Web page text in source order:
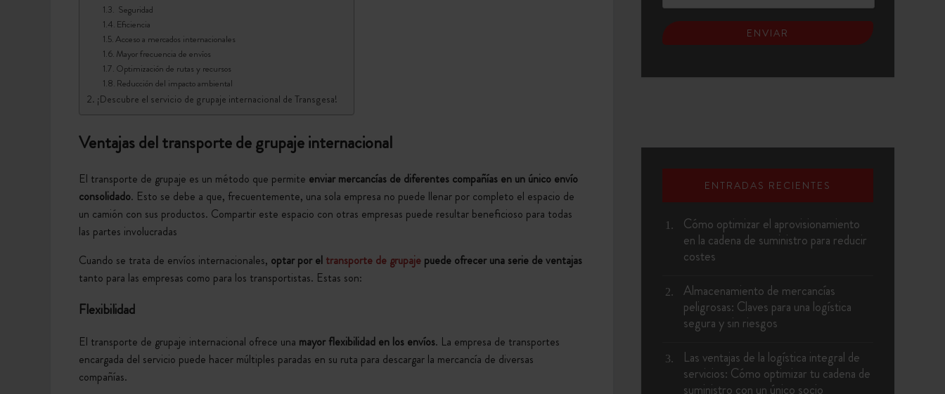
Seguridad
Eficiencia
Acceso a mercados internacionales
Mayor frecuencia de envíos
Optimización de rutas y recursos
Reducción del impacto ambiental
¡Descubre el servicio de grupaje internacional de Transgesa!
Ventajas del transporte de grupaje internacional
El transporte de grupaje es un método que permite enviar mercancías de diferentes compañías en un único envío
consolidado. Esto se debe a que, frecuentemente, una sola empresa no puede llenar por completo el espacio de
un camión con sus productos. Compartir este espacio con otras empresas puede resultar beneficioso para todas
las partes involucradas
Cuando se trata de envíos internacionales, optar por el transporte de grupaje puede ofrecer una serie de ventajas
tanto para las empresas como para los transportistas. Estas son:
Flexibilidad
El transporte de grupaje internacional ofrece una mayor flexibilidad en los envíos. La empresa de transportes
encargada del servicio puede hacer múltiples paradas en su ruta para descargar la mercancía de diversas
compañías.
ENTRADAS RECIENTES
Cómo optimizar el aprovisionamiento
en la cadena de suministro para reducir
costes
Almacenamiento de mercancías
peligrosas: Claves para una logística
segura y sin riesgos
Las ventajas de la logística integral de
servicios: Cómo optimizar tu cadena de
suministro con un único socio